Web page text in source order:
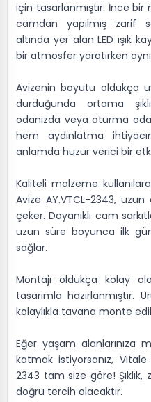
için tasarlanmıştır. İnce
camdan yapılmış zarif
altında yer alan LED ışık
bir atmosfer yaratırken
Avizenin boyutu oldukça
durduğunda ortama
odanızda veya oturma
hem aydınlatma
anlamda huzur verici bir
Kaliteli malzeme
Avize AY.VTCL-2343,
çeker. Dayanıklı cam
uzun süre boyunca ilk
sağlar.
Montajı oldukça kolay
tasarımla hazırlanmıştır.
kolaylıkla tavana monte
Eğer yaşam alanlarınıza
katmak istiyorsanız, Vitale
2343 tam size göre!
doğru tercih olacaktır.